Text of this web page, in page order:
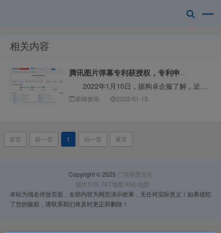
相关内容
腾讯图片弹幕专利获授权，专利申请的流程是什么？
2022年1月10日，据构卓企服了解，近日，腾讯科技（深圳）有限公司获得了于2020年3月18日申请的关于“弹幕的处理方法及装置”专利授权，该专利···
新闻资讯 2022-01-10
首页 前一页 1 后一页 尾页
Copyright © 2025 广美明度文化
城市列表 TXT地图 XML地图
本站为域名停放页面，全部内容为网页演示效果，无任何实际意义！如果侵犯
了您的版权，请联系我们将及时更正和删除！